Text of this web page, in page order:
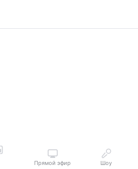
Прямой эфир Шоу